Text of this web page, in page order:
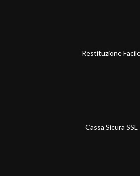
Restituzione Facile
Cassa Sicura SSL